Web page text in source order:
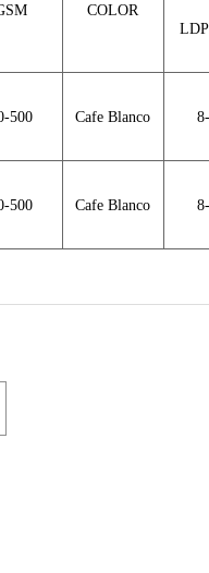
COLOR
500 Cafe Blanco
500 Cafe Blanco